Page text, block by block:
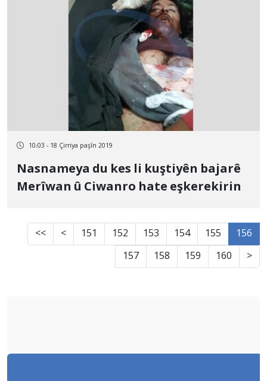
10:03 - 18 Çirriya paşîn 2019
Nasnameya du kes li kuştiyên bajarê
Merîwan û Ciwanro hate eşkerekirin
<< < 151 152 153 154 155
156
157
158 159 160 >